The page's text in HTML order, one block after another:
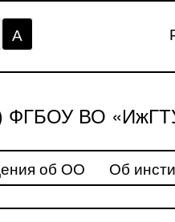
А
ВО
об ОО Об